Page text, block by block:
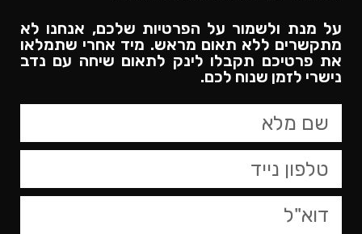
על מנת ולשמור על הפרטיות שלכם, אנחנו לא
מתקשרים ללא תאום מראש. מיד אחרי שתמלאו
את פרטיכם תקבלו לינק לתאום שיחה עם נדב
נישרי לזמן שנוח לכם.​
קשר,
באפשרותך
ללחוץ
אנטר